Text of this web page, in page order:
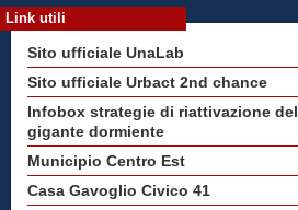
Link utili
Sito ufficiale UnaLab
Sito ufficiale Urbact 2nd chance
Infobox strategie di riattivazione del
gigante dormiente
Municipio Centro Est
Casa Gavoglio Civico 41